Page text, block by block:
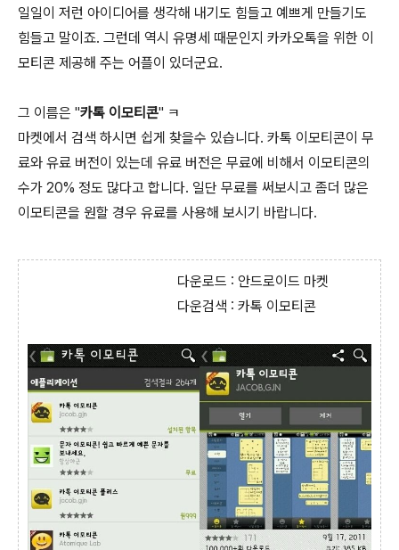
일일이 저런 아이디어를 생각해 내기도 힘들고 예쁘게 만들기도
힘들고 말이죠. 그런데 역시 유명세 때문인지 카카오톡을 위한 이
모티콘 제공해 주는 어플이 있더군요.
그 이름은 "카톡 이모티콘" ㅋ
마켓에서 검색 하시면 쉽게 찾을수 있습니다. 카톡 이모티콘이 무
료와 유료 버전이 있는데 유료 버전은 무료에 비해서 이모티콘의
수가 20% 정도 많다고 합니다. 일단 무료를 써보시고 좀더 많은
이모티콘을 원할 경우 유료를 사용해 보시기 바랍니다.
다운로드 : 안드로이드 마켓
다운검색 : 카톡 이모티콘